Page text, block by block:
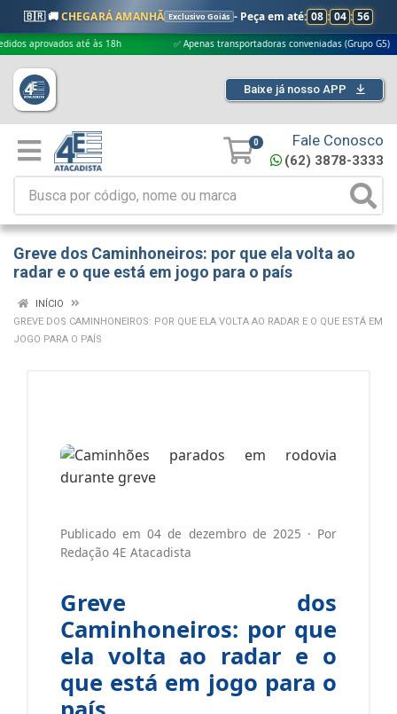
🇧🇷 🚚CHEGARÁ AMANHÃ Exclusivo Goiás - Peça em até: 08 : 04 : 55
até às 18h ✅ Apenas transportadoras conveniadas (Grupo G5)
Baixe já nosso APP
0 Fale Conosco
(62) 3878-3333
Greve dos Caminhoneiros: por que ela volta ao
radar e o que está em jogo para o país
INÍCIO
GREVE DOS CAMINHONEIROS: POR QUE ELA VOLTA AO RADAR E O QUE ESTÁ EM
JOGO PARA O PAÍS
Publicado em04 de dezembro de 2025 · Por
Redação 4E Atacadista
Greve dos
Caminhoneiros: por que
ela volta ao radar e o
que está em jogo para o